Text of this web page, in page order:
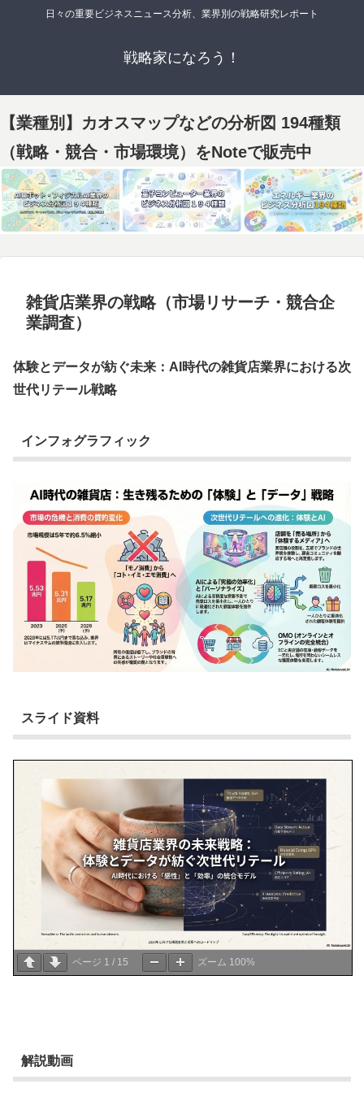
日々の重要ビジネスニュース分析、業界別の戦略研究レポート
戦略家になろう！
【業種別】カオスマップなどの分析図 194種類
（戦略・競合・市場環境）をNoteで販売中
雑貨店業界の戦略（市場リサーチ・競合企
業調査）
体験とデータが紡ぐ未来：AI時代の雑貨店業界における次
世代リテール戦略
インフォグラフィック
スライド資料
ページ 1 / 15 ズーム 100%
解説動画